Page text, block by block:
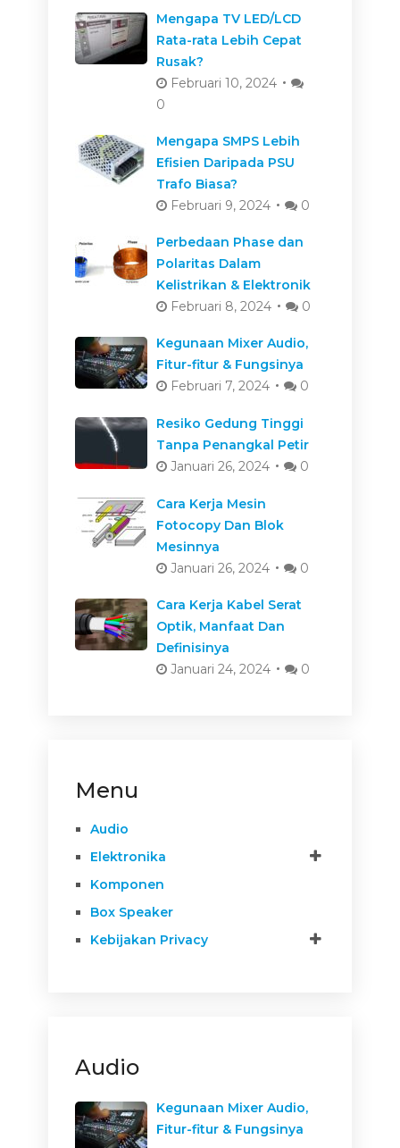
Mengapa TV LED/LCD
Rata-rata Lebih Cepat
Rusak?
Februari 10, 2024
0
Mengapa SMPS Lebih
Efisien Daripada PSU
Trafo Biasa?
Februari 9, 2024
0
Perbedaan Phase dan
Polaritas Dalam
Kelistrikan & Elektronik
Februari 8, 2024
0
Kegunaan Mixer Audio,
Fitur-fitur & Fungsinya
Februari 7, 2024
0
Resiko Gedung Tinggi
Tanpa Penangkal Petir
Januari 26, 2024
0
Cara Kerja Mesin
Fotocopy Dan Blok
Mesinnya
Januari 26, 2024
0
Cara Kerja Kabel Serat
Optik, Manfaat Dan
Definisinya
Januari 24, 2024
0
Menu
Audio
Elektronika
Komponen
Box Speaker
Kebijakan Privacy
Audio
Kegunaan Mixer Audio,
Fitur-fitur & Fungsinya